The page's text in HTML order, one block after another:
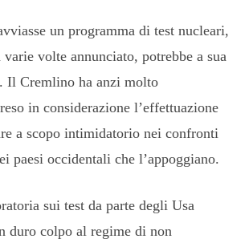
un programma di test nucleari,
volte annunciato, potrebbe a sua
Il Cremlino ha anzi molto
in considerazione l’effettuazione
a scopo intimidatorio nei confronti
paesi occidentali che l’appoggiano.
sui test da parte degli Usa
duro colpo al regime di non